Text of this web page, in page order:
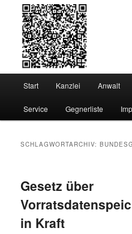
Start Kanzlei Anwalt
Service Gegnerliste
SCHLAGWORTARCHIV:
Gesetz über
in Kraft